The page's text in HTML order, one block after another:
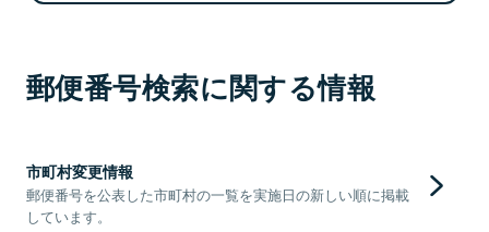
郵便番号検索に関する情報
市町村変更情報
郵便番号を公表した市町村の一覧を実施日の新しい順に掲載
しています。